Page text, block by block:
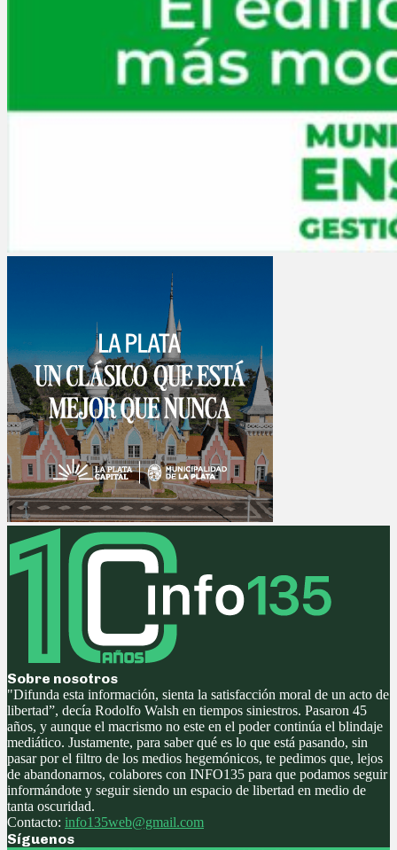
Sobre nosotros
"Difunda esta información, sienta la satisfacción moral de un acto de
libertad”, decía Rodolfo Walsh en tiempos siniestros. Pasaron 45
años, y aunque el macrismo no este en el poder continúa el blindaje
mediático. Justamente, para saber qué es lo que está pasando, sin
pasar por el filtro de los medios hegemónicos, te pedimos que, lejos
de abandonarnos, colabores con INFO135 para que podamos seguir
informándote y seguir siendo un espacio de libertad en medio de
tanta oscuridad.
Contacto: info135web@gmail.com
Síguenos